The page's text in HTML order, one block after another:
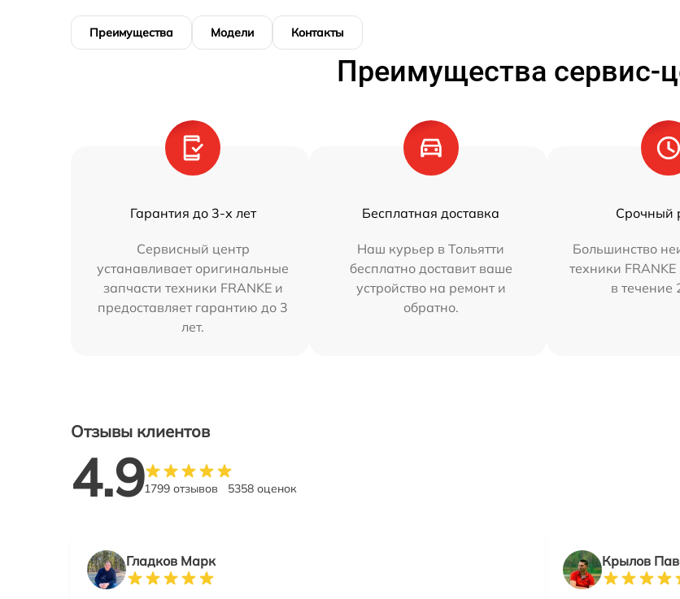
Преимущества Модели Контакты
Преимущества сервис-
Гарантия до 3-х лет
Сервисный центр
устанавливает оригинальные
запчасти техники FRANKE и
предоставляет гарантию до 3
лет.
Бесплатная доставка
Наш курьер в Тольятти
бесплатно доставит ваше
устройство на ремонт и
обратно.
Срочный
Большинство
техники
в течение
Отзывы клиентов
4.91799 отзывов 5358 оценок
Гладков Марк Крылов